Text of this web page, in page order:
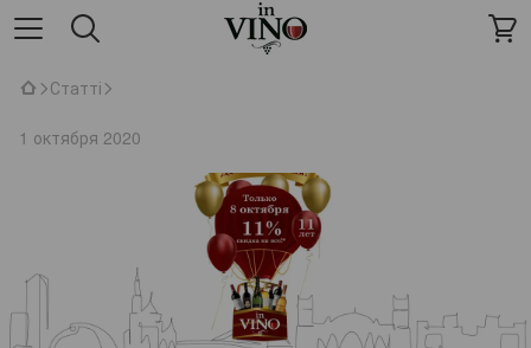
Статті
1 октября 2020